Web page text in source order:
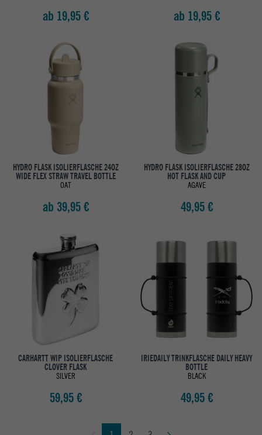
ab 19,95 € ab 19,95 €
HYDRO FLASK ISOLIERFLASCHE 24OZ
WIDE FLEX STRAW TRAVEL BOTTLE
OAT
ab 39,95 €
HYDRO FLASK ISOLIERFLASCHE 28OZ
HOT FLASK AND CUP
AGAVE
49,95 €
CARHARTT WIP ISOLIERFLASCHE
CLOVER FLASK
SILVER
59,95 €
IRIEDAILY TRINKFLASCHE DAILY HEAVY
BOTTLE
BLACK
49,95 €